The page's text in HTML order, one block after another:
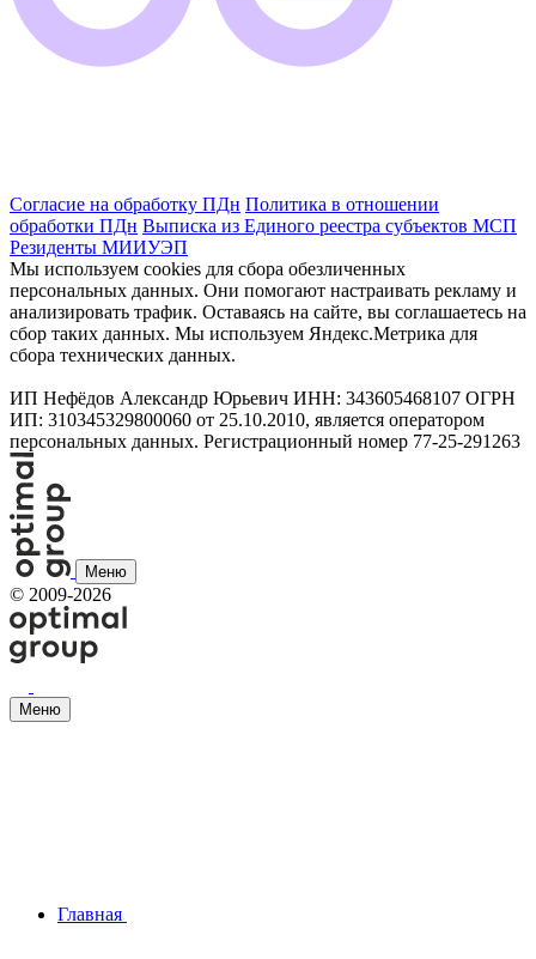
Согласие на обработку ПДн Политика в отношении
обработки ПДн Выписка из Единого реестра субъектов МСП
Резиденты МИИУЭП
Мы используем cookies для сбора обезличенных
персональных данных. Они помогают настраивать рекламу и
анализировать трафик. Оставаясь на сайте, вы соглашаетесь на
сбор таких данных. Мы используем Яндекс.Метрика для
сбора технических данных.
ИП Нефёдов Александр Юрьевич ИНН: 343605468107 ОГРН
ИП: 310345329800060 от 25.10.2010, является оператором
персональных данных. Регистрационный номер 77-25-291263
Меню
© 2009-2026
Меню
Главная